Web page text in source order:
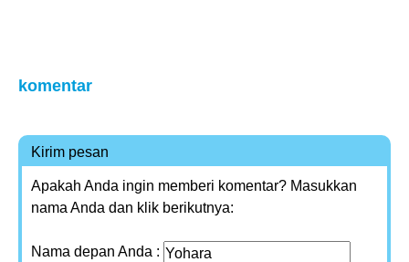
komentar
Kirim pesan
Apakah Anda ingin memberi komentar? Masukkan
nama Anda dan klik berikutnya:
Nama depan Anda :